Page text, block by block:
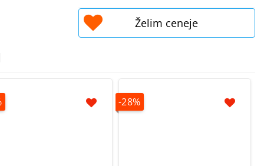
Želim ceneje
-28%